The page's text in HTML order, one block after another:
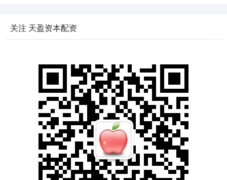
关注 天盈资本配资